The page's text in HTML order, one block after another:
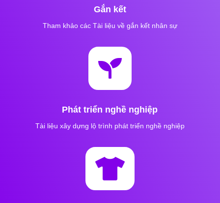
Gắn kết
Tham khảo các Tài liệu về gắn kết nhân sự

Phát triển nghề nghiệp
Tài liệu xây dựng lộ trình phát triển nghề nghiệp
